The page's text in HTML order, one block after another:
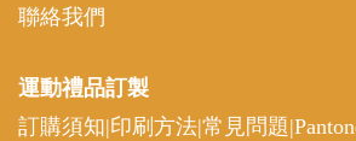
聯絡我們
運動禮品訂製
訂購須知|印刷方法|常見問題|